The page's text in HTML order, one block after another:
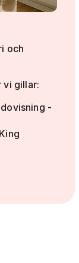
och
vi gillar:
-